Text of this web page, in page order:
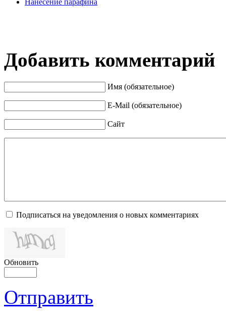
Добавить комментарий
Имя (обязательное)
E-Mail (обязательное)
Сайт
Подписаться на уведомления о новых комментариях
Обновить
Отправить